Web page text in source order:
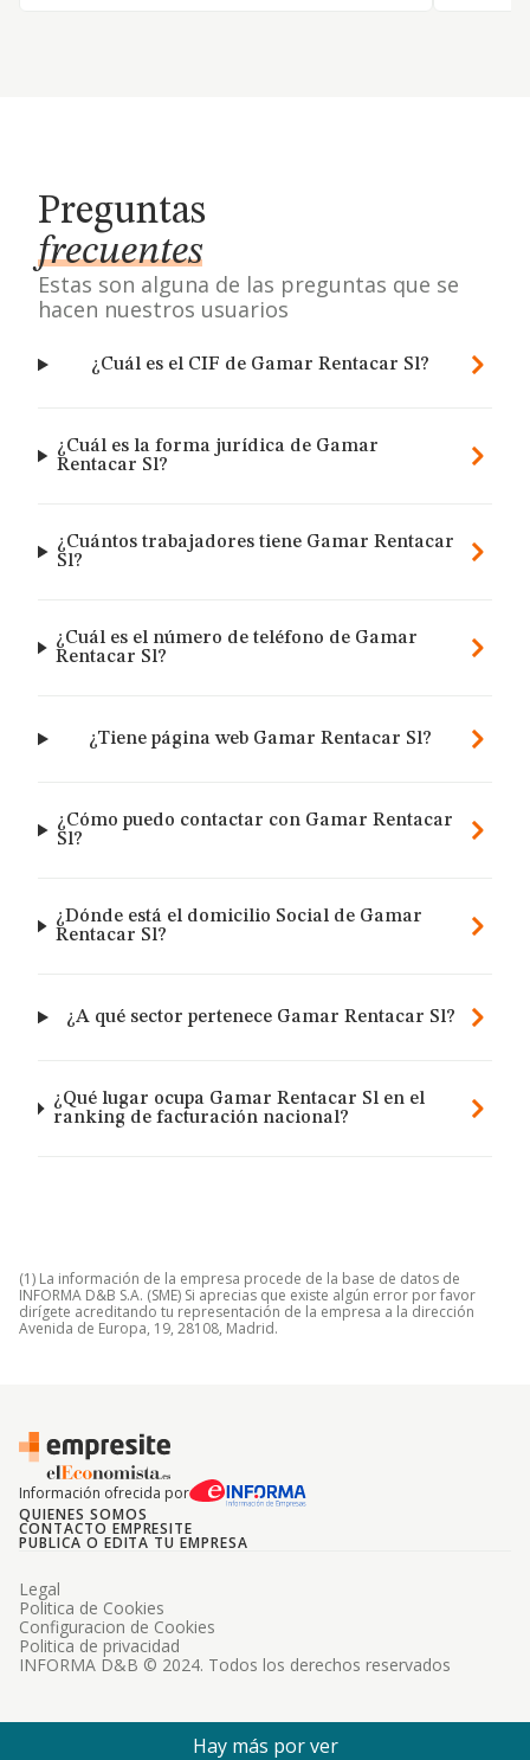
Preguntas
frecuentes
Estas son alguna de las preguntas que se
hacen nuestros usuarios
¿Cuál es el CIF de Gamar Rentacar Sl?
¿Cuál es la forma jurídica de Gamar
Rentacar Sl?
¿Cuántos trabajadores tiene Gamar Rentacar
Sl?
¿Cuál es el número de teléfono de Gamar
Rentacar Sl?
¿Tiene página web Gamar Rentacar Sl?
¿Cómo puedo contactar con Gamar Rentacar
Sl?
¿Dónde está el domicilio Social de Gamar
Rentacar Sl?
¿A qué sector pertenece Gamar Rentacar Sl?
¿Qué lugar ocupa Gamar Rentacar Sl en el
ranking de facturación nacional?
(1) La información de la empresa procede de la base de datos de
INFORMA D&B S.A. (SME) Si aprecias que existe algún error por favor
dirígete acreditando tu representación de la empresa a la dirección
Avenida de Europa, 19, 28108, Madrid.
Información ofrecida por
QUIENES SOMOS
CONTACTO EMPRESITE
PUBLICA O EDITA TU EMPRESA
INFORMA D&B © 2024. Todos los derechos reservados
Legal
Politica de Cookies
Configuracion de Cookies
Politica de privacidad
Hay más por ver